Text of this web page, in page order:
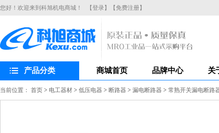
您好！欢迎来到科旭机电商城！ 【登录】 【免费注册】
产品分类 商城首页 品牌中心 关
当前位置： 首页 > 电工器材 > 低压电器 > 断路器 > 漏电断路器 > 常熟开关漏电断路